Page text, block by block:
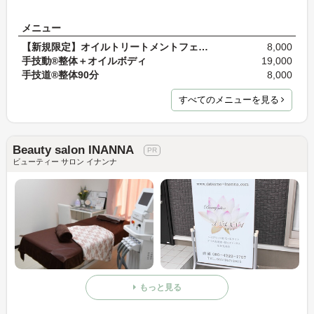
メニュー
【新規限定】オイルトリートメントフェイシャル 60分…
8,000
手技動®整体＋オイルボディ
19,000
手技道®整体90分
8,000
すべてのメニューを見る
Beauty salon INANNA
ビューティー サロン イナンナ
もっと見る